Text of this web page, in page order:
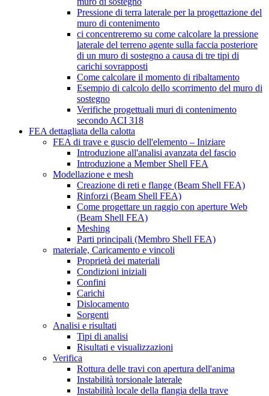
Pressione di terra laterale per la progettazione del
muro di contenimento
ci concentreremo su come calcolare la pressione
laterale del terreno agente sulla faccia posteriore
di un muro di sostegno a causa di tre tipi di
carichi sovrapposti
Come calcolare il momento di ribaltamento
Esempio di calcolo dello scorrimento del muro di
sostegno
Verifiche progettuali muri di contenimento
secondo ACI 318
FEA dettagliata della calotta
FEA di trave e guscio dell'elemento – Iniziare
Introduzione all'analisi avanzata del fascio
Introduzione a Member Shell FEA
Modellazione e mesh
Creazione di reti e flange (Beam Shell FEA)
Rinforzi (Beam Shell FEA)
Come progettare un raggio con aperture Web
(Beam Shell FEA)
Meshing
Parti principali (Membro Shell FEA)
materiale, Caricamento e vincoli
Proprietà dei materiali
Condizioni iniziali
Confini
Carichi
Dislocamento
Sorgenti
Analisi e risultati
Tipi di analisi
Risultati e visualizzazioni
Verifica
Rottura delle travi con apertura dell'anima
Instabilità torsionale laterale
Instabilità locale della flangia della trave